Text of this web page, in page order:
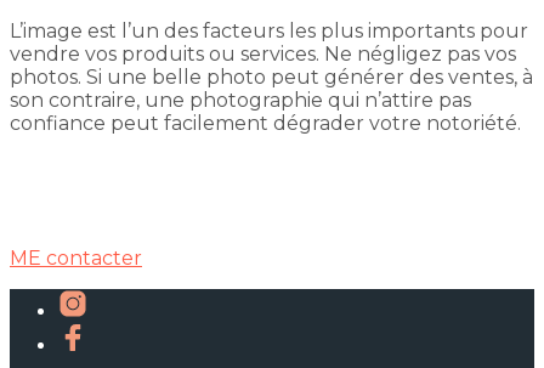
L’image est l’un des facteurs les plus importants pour
vendre vos produits ou services. Ne négligez pas vos
photos. Si une belle photo peut générer des ventes, à
son contraire, une photographie qui n’attire pas
confiance peut facilement dégrader votre notoriété.
ME contacter